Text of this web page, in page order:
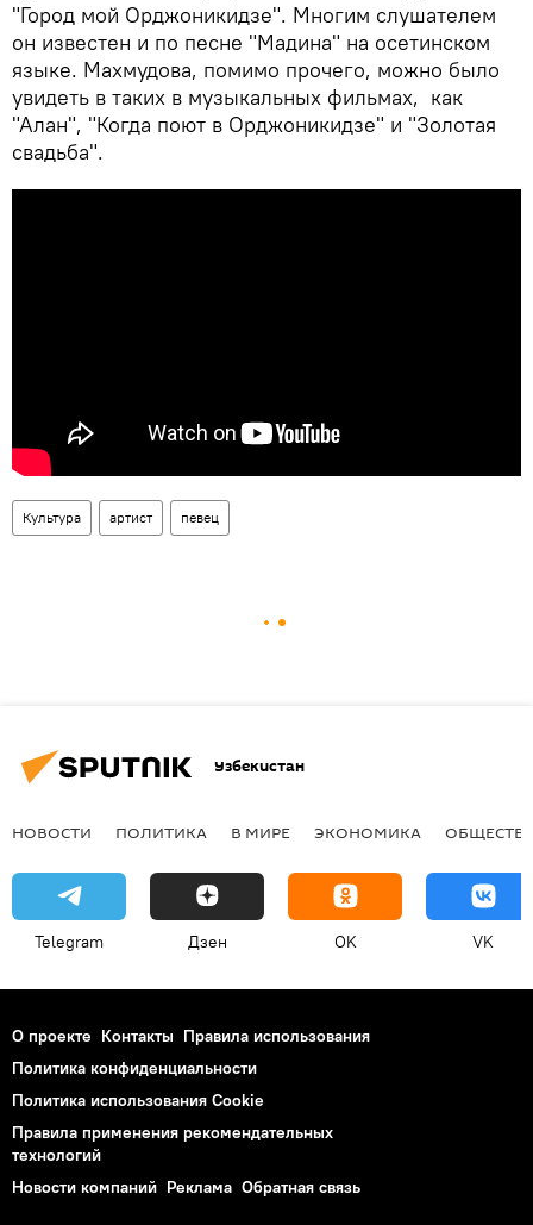
"Город мой Орджоникидзе". Многим слушателем
он известен и по песне "Мадина" на осетинском
языке. Махмудова, помимо прочего, можно было
увидеть в таких в музыкальных фильмах, как
"Алан", "Когда поют в Орджоникидзе" и "Золотая
свадьба".
Культура артист певец
Узбекистан
НОВОСТИ ПОЛИТИКА В МИРЕ ЭКОНОМИКА
Telegram Дзен OK VK
О проекте Контакты Правила использования
Политика конфиденциальности
Политика использования Cookie
Правила применения рекомендательных
технологий
Новости компаний Реклама Обратная связь